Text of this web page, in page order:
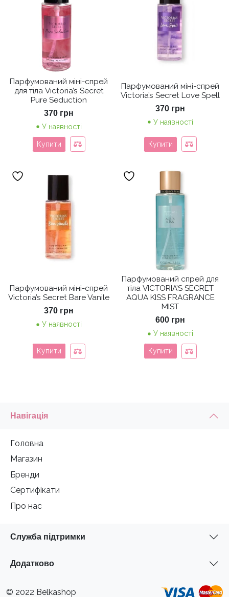
Парфумований міні-спрей
для тіла Victoria’s Secret
Pure Seduction
370 грн
У наявності
Купити
Парфумований міні-спрей
Victoria’s Secret Love Spell
370 грн
У наявності
Купити
Парфумований міні-спрей
Victoria’s Secret Bare Vanile
370 грн
У наявності
Купити
Парфумований спрей для
тіла VICTORIA’S SECRET
AQUA KISS FRAGRANCE
MIST
600 грн
У наявності
Купити
Навігація
Головна
Магазин
Бренди
Сертифікати
Про нас
Служба підтримки
Додатково
© 2022 Belkashop